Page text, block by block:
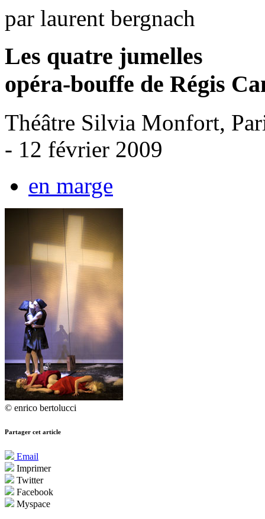
par laurent bergnach
Les quatre jumelles
opéra-bouffe de Régis
Théâtre Silvia Monfort,
- 12 février 2009
en marge
© enrico bertolucci
Partager cet article
Email
Imprimer
Twitter
Facebook
Myspace